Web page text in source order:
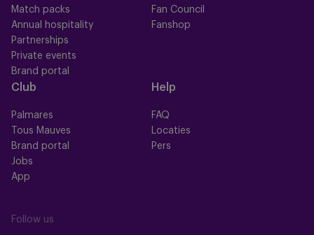
Match packs
Annual hospitality
Partnerships
Private events
Brand portal
Fan Council
Fanshop
Club
Palmares
Tous Mauves
Brand portal
Jobs
App
Help
FAQ
Locaties
Pers
Follow us